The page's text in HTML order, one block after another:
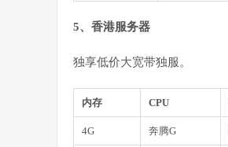
5、香港服务器
独享低价大宽带独服。
内存 CPU
4G 奔腾G